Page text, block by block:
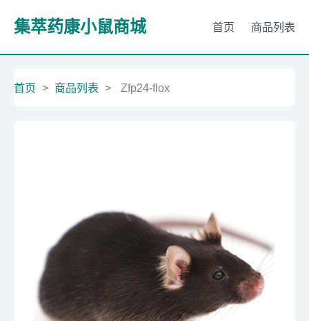
集萃药康小鼠商城 首页 商品列表
首页 > 商品列表 > Zfp24-flox